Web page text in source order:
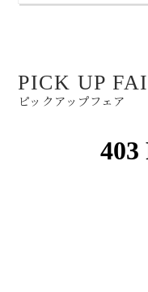
PICK UP
ピックアップフェア